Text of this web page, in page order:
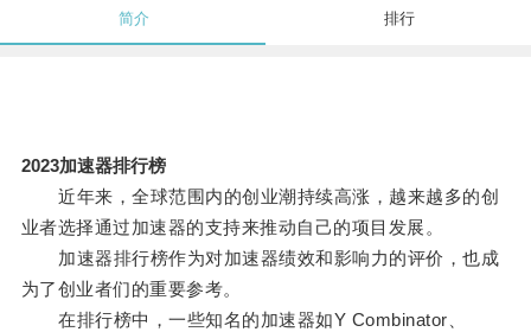
简介 排行
2023加速器排行榜
近年来，全球范围内的创业潮持续高涨，越来越多的创
业者选择通过加速器的支持来推动自己的项目发展。
加速器排行榜作为对加速器绩效和影响力的评价，也成
为了创业者们的重要参考。
在排行榜中，一些知名的加速器如Y Combinator、